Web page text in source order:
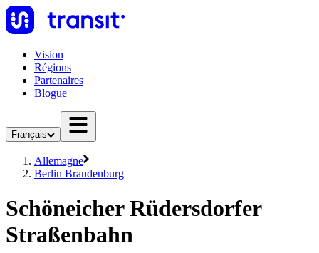
Vision
Régions
Partenaires
Blogue
Français
Allemagne
Berlin Brandenburg
Schöneicher Rüdersdorfer
Straßenbahn